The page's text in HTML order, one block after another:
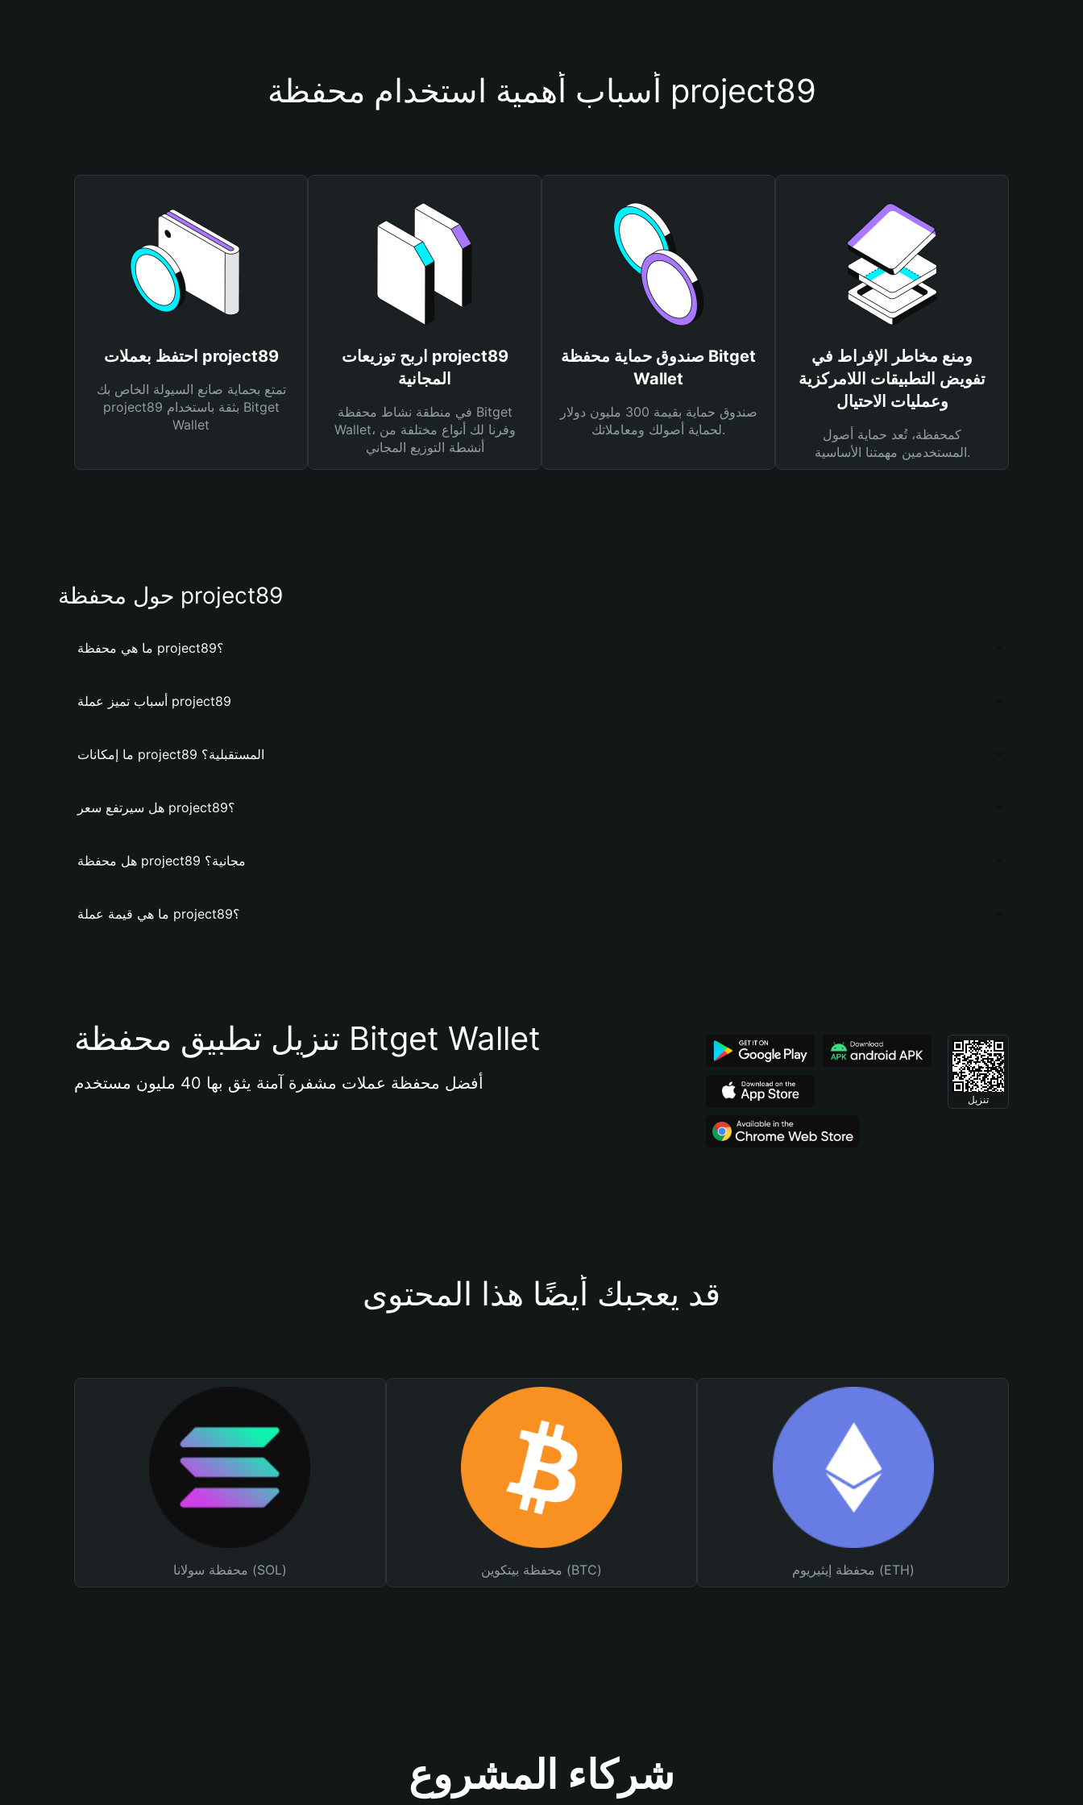
أسباب أهمية استخدام محفظة project89
احتفظ بعملات project89
تمتع بحماية صانع السيولة الخاص بك
project89 بثقة باستخدام Bitget
Wallet
اربح توزيعات project89
المجانية
في منطقة نشاط محفظة Bitget
Wallet، وفرنا لك أنواع مختلفة من
أنشطة التوزيع المجاني
صندوق حماية محفظة Bitget
Wallet
صندوق حماية بقيمة 300 مليون دولار
لحماية أصولك ومعاملاتك.
ومنع مخاطر الإفراط في
تفويض التطبيقات اللامركزية
وعمليات الاحتيال
كمحفظة، تُعد حماية أصول
المستخدمين مهمتنا الأساسية.
حول محفظة project89
ما هي محفظة project89؟
أسباب تميز عملة project89
ما إمكانات project89 المستقبلية؟
هل سيرتفع سعر project89؟
هل محفظة project89 مجانية؟
ما هي قيمة عملة project89؟
تنزيل تطبيق محفظة Bitget Wallet
أفضل محفظة عملات مشفرة آمنة يثق بها 40 مليون مستخدم
تنزيل
قد يعجبك أيضًا هذا المحتوى
محفظة سولانا (SOL) محفظة بيتكوين (BTC) محفظة إيثيريوم (ETH)
شركاء المشروع